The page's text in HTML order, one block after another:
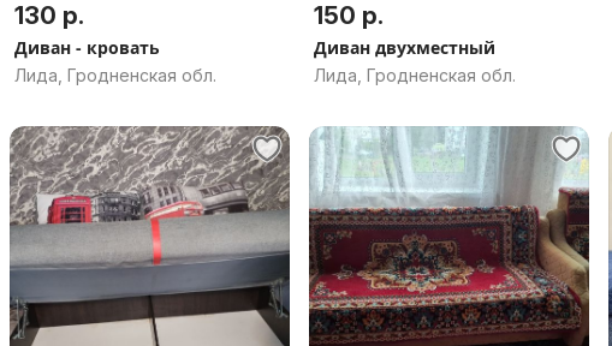
130 р.
Диван - кровать
Лида, Гродненская обл.
150 р.
Диван двухместный
Лида, Гродненская обл.